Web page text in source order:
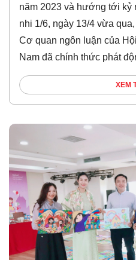
năm 2023 và hướng tới kỷ
nhi 1/6, ngày 13/4 vừa
Cơ quan ngôn luận của
Nam đã chính thức phát
XEM